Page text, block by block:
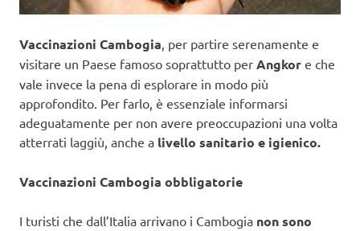
Vaccinazioni Cambogia , per partire serenamente e
visitare un Paese famoso soprattutto per Angkor e che
vale invece la pena di esplorare in modo più
approfondito. Per farlo, è essenziale informarsi
adeguatamente per non avere preoccupazioni una volta
atterrati laggiù, anche a livello sanitario e igienico.
Vaccinazioni Cambogia obbligatorie
I turisti che dall’Italia arrivano i Cambogia non sono